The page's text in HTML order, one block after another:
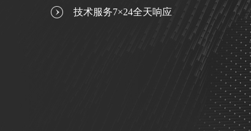
技术服务7×24全天响应